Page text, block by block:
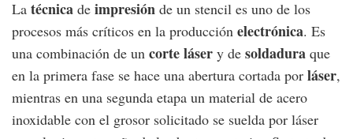
La técnica de impresión de un stencil es uno de los
procesos más críticos en la producción electrónica. Es
una combinación de un corte láser y de soldadura que
en la primera fase se hace una abertura cortada por láser,
mientras en una segunda etapa un material de acero
inoxidable con el grosor solicitado se suelda por láser